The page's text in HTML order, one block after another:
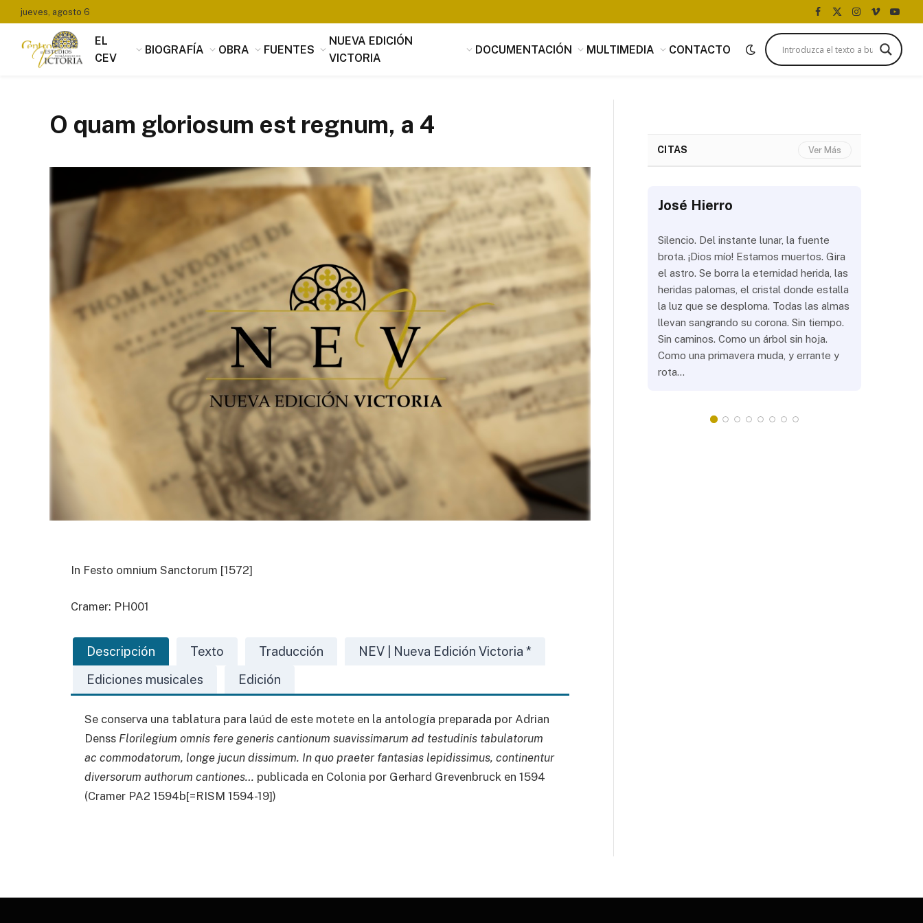
jueves, agosto 6
Facebook
X
(Twitter)
Instagram
Vimeo
EL
CEV
BIOGRAFÍA OBRA FUENTES
NUEVA EDICIÓN
VICTORIA
DOCUMENTACIÓN MULTIMEDIA CONTACTO
O quam gloriosum est regnum, a 4
In Festo omnium Sanctorum [1572]
Cramer: PH001
Descripción Texto Traducción
NEV | Nueva Edición Victoria *
Ediciones musicales
Edición
Se conserva una tablatura para laúd de este motete en la antología preparada por Adrian
Denss Florilegium omnis fere generis cantionum suavissimarum ad testudinis tabulatorum
ac commodatorum, longe jucun dissimum. In quo praeter fantasias lepidissimus, continentur
diversorum authorum cantiones… publicada en Colonia por Gerhard Grevenbruck en 1594
(Cramer PA2 1594b[=RISM 1594-19])
CITAS Ver Más
Tomás Luis de Victoria
Si alguien buscara utilidad, nada es más
útil que la música, que penetrando con
suavidad en los corazones a través del
mensaje de los oídos, parece servir de
provecho, no sólo al alma sino también
al cuerpo.
José Hierro
Silencio. Del instante lunar, la fuente
brota. ¡Dios mío! Estamos muertos. Gira
el astro. Se borra la eternidad herida, las
heridas palomas, el cristal donde estalla
la luz que se desploma. Todas las almas
llevan sangrando su corona. Sin tiempo.
Sin caminos. Como un árbol sin hoja.
Como una primavera muda, y errante y
rota…